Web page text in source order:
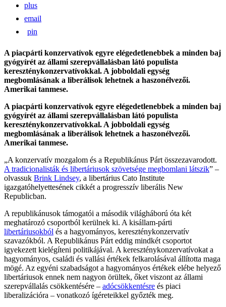
plus
email
pin
A piacpárti konzervatívok egyre elégedetlenebbek a minden baj
gyógyírét az állami szerepvállalásban látó populista
kereszténykonzervatívokkal. A jobboldali egység
megbomlásának a liberálisok lehetnek a haszonélvezői.
Amerikai tanmese.
A piacpárti konzervatívok egyre elégedetlenebbek a minden baj
gyógyírét az állami szerepvállalásban látó populista
kereszténykonzervatívokkal. A jobboldali egység
megbomlásának a liberálisok lehetnek a haszonélvezői.
Amerikai tanmese.
„A konzervatív mozgalom és a Republikánus Párt összezavarodott.
A tradicionalisták és libertáriusok szövetsége megbomlani látszik” –
olvassuk Brink Lindsey, a libertárius Cato Institute
igazgatóhelyettesének cikkét a progresszív liberális New
Republicban.
A republikánusok támogatói a második világháború óta két
meghatározó csoportból kerülnek ki. A kisállam-párti
libertáriusokból és a hagyományos, kereszténykonzervatív
szavazókból. A Republikánus Párt eddig mindkét csoportot
igyekezett kielégíteni politikájával. A kereszténykonzervatívokat a
hagyományos, családi és vallási értékek felkarolásával állította maga
mögé. Az egyéni szabadságot a hagyományos értékek elébe helyező
libertáriusok ennek nem nagyon örültek, őket viszont az állami
szerepvállalás csökkentésére – adócsökkentésre és piaci
liberalizációra – vonatkozó ígéreteikkel győzték meg.